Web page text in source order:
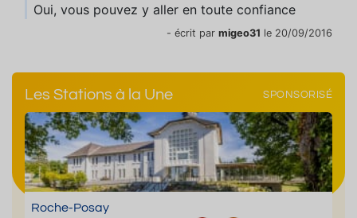
Oui, vous pouvez y aller en toute confiance
- écrit par migeo31 le 20/09/2016
Les Stations à la Une SPONSORISÉ
Roche-Posay